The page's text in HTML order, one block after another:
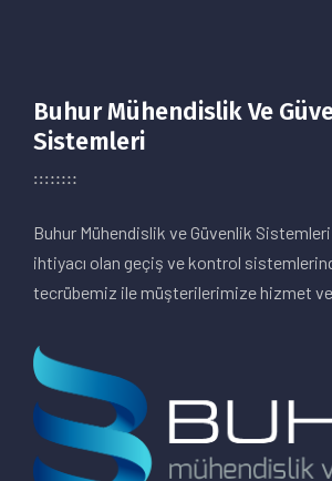
Buhur Mühendislik Ve
Sistemleri
Buhur Mühendislik ve Güvenlik
ihtiyacı olan geçiş ve kontrol
tecrübemiz ile müşterilerimize hizmet